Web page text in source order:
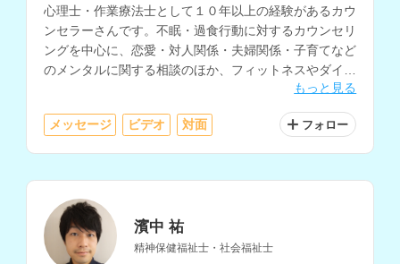
心理士・作業療法士として１０年以上の経験があるカウ
ンセラーさんです。不眠・過食行動に対するカウンセリ
ングを中心に、恋愛・対人関係・夫婦関係・子育てなど
のメンタルに関する相談のほか、フィットネスやダイエ
ットなど体に関する相談も得意とされています。もっと見る
メッセージ ビデオ 対面 フォロー
濱中 祐
精神保健福祉士・社会福祉士